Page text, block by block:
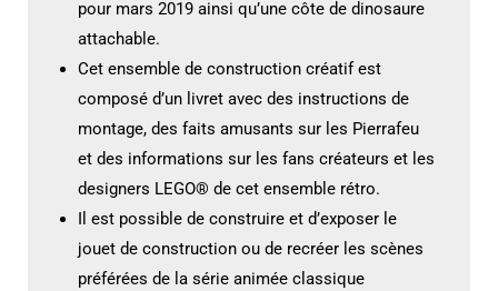
pour mars 2019 ainsi qu’une côte de dinosaure
attachable.
Cet ensemble de construction créatif est
composé d’un livret avec des instructions de
montage, des faits amusants sur les Pierrafeu
et des informations sur les fans créateurs et les
designers LEGO® de cet ensemble rétro.
Il est possible de construire et d’exposer le
jouet de construction ou de recréer les scènes
préférées de la série animée classique